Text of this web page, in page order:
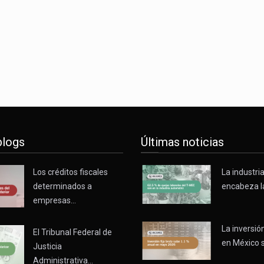
Los créditos fiscales
determinados a
empresas…
El Tribunal Federal de
Justicia
Administrativa…
Últimas noticias
La
encabeza
La
en México